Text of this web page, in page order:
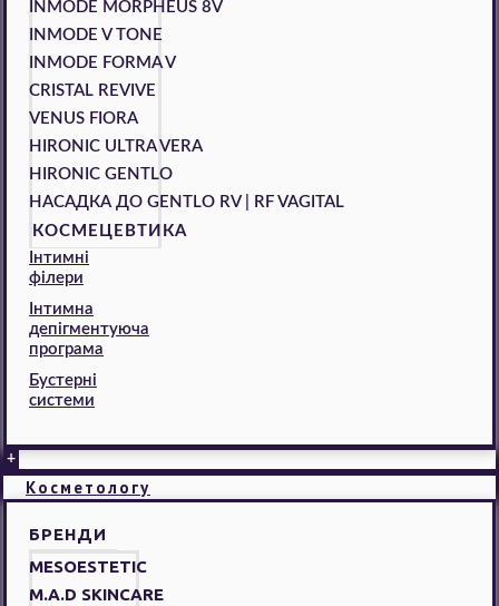
INMODE MORPHEUS 8V
INMODE V TONE
INMODE FORMA V
CRISTAL REVIVE
VENUS FIORA
HIRONIC ULTRA VERA
HIRONIC GENTLO
НАСАДКА ДО GENTLO RV | RF VAGITAL
КОСМЕЦЕВТИКА
Інтимні
філери
Інтимна
депігментуюча
програма
Бустерні
системи
+
Косметологу
БРЕНДИ
MESOESTETIC
M.A.D SKINCARE